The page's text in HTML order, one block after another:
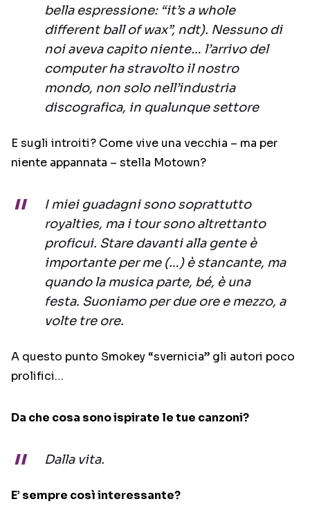
bella espressione: “it’s a whole
different ball of wax”, ndt). Nessuno di
noi aveva capito niente… l’arrivo del
computer ha stravolto il nostro
mondo, non solo nell’industria
discografica, in qualunque settore
E sugli introiti? Come vive una vecchia – ma per
niente appannata – stella Motown?
I miei guadagni sono soprattutto
royalties, ma i tour sono altrettanto
proficui. Stare davanti alla gente è
importante per me (…) è stancante, ma
quando la musica parte, bé, è una
festa. Suoniamo per due ore e mezzo, a
volte tre ore.
A questo punto Smokey “svernicia” gli autori poco
prolifici…
Da che cosa sono ispirate le tue canzoni?
Dalla vita.
E’ sempre così interessante?